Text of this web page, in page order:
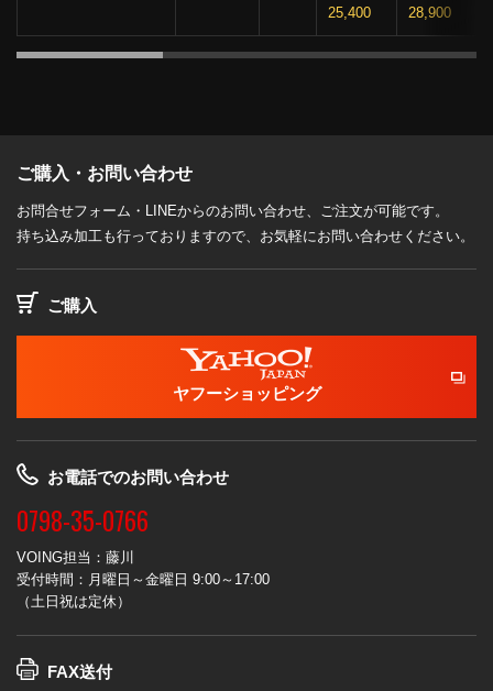
25,400
28,900
ご購入・お問い合わせ
お問合せフォーム・LINEからのお問い合わせ、ご注文が可能です。
持ち込み加工も行っておりますので、お気軽にお問い合わせください。
ご購入
ヤフーショッピング
お電話でのお問い合わせ
0798-35-0766
VOING担当：藤川
受付時間：月曜日～金曜日 9:00～17:00
（土日祝は定休）
FAX送付